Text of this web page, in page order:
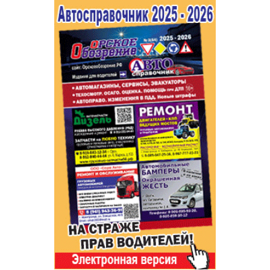
Строительство и ремонт
Авто и мото
Рестораны, кафе, бары
Развлечения и отдых
Спорт Фитнес
Недвижимость
Красота Косметология
Телекоммуникации и связь
Торговля
Бизнес и финансы
Юристы, Экспертиза, Страхование
Ремонт
Социальные организации
Это интересно
Администрация
Популярное →
Строительство и ремонт